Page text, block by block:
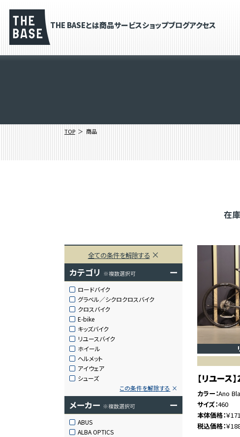
THE BASEとは商品サービスショップブログアクセス
TOP 商品
在
全ての条件を解除する
カテゴリ ※複数選択可 ー
ロードバイク
グラベル／シクロクロスバイク
クロスバイク
E-bike
キッズバイク
リユースバイク
ホイール
ヘルメット
アイウェア
シューズ
この条件を解除する
メーカー ※複数選択可 ー
ABUS
ALBA OPTICS
【リユース
カラー Ano
サイズ 460
本体価格 ￥
税込価格 ￥